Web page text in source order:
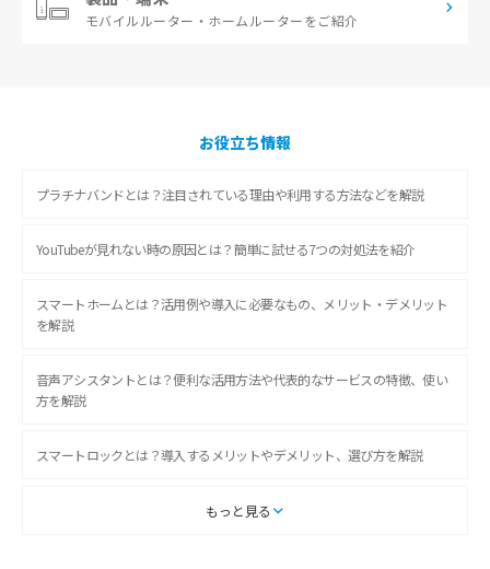
モバイルルーター・ ホームルーターをご紹介
お役立ち情報
プラチナバンドとは？注目されている理由や利用する方法などを解説
YouTubeが見れない時の原因とは？簡単に試せる7つの対処法を紹介
スマートホームとは？活用例や導入に必要なもの、メリット・デメリット
を解説
音声アシスタントとは？便利な活用方法や代表的なサービスの特徴、使い
方を解説
スマートロックとは？導入するメリットやデメリット、選び方を解説
スマートテレビとは？特徴や選び方、使い方をわかりやすく解説
もっと見る